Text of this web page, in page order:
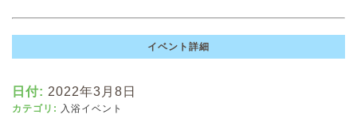
イベント詳細
日付: 2022年3月8日
カテゴリ: 入浴イベント